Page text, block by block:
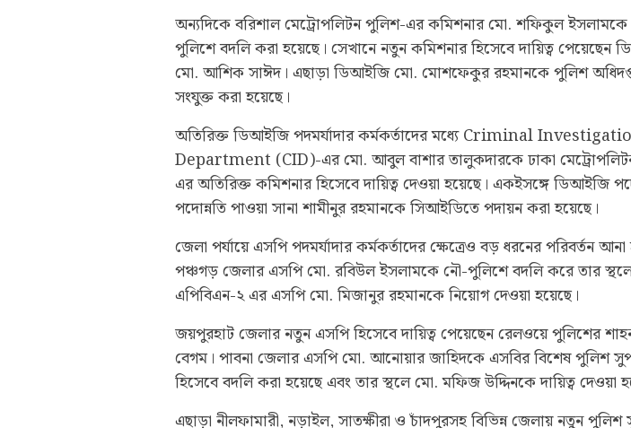
অন্যদিকে বরিশাল মেট্রোপলিটন পুলিশ-এর কমিশনার মো. শফিকুল ইসলামকে
পুলিশে বদলি করা হয়েছে। সেখানে নতুন কমিশনার হিসেবে দায়িত্ব পেয়েছেন
মো. আশিক সাঈদ। এছাড়া ডিআইজি মো. মোশফেকুর রহমানকে পুলিশ
সংযুক্ত করা হয়েছে।
অতিরিক্ত ডিআইজি পদমর্যাদার কর্মকর্তাদের মধ্যে Criminal
Department (CID)-এর মো. আবুল বাশার তালুকদারকে ঢাকা
এর অতিরিক্ত কমিশনার হিসেবে দায়িত্ব দেওয়া হয়েছে। একইসঙ্গে ডিআইজি
পদোন্নতি পাওয়া সানা শামীনুর রহমানকে সিআইডিতে পদায়ন করা হয়েছে।
জেলা পর্যায়ে এসপি পদমর্যাদার কর্মকর্তাদের ক্ষেত্রেও বড় ধরনের পরিবর্তন
পঞ্চগড় জেলার এসপি মো. রবিউল ইসলামকে নৌ-পুলিশে বদলি করে তার
এপিবিএন-২ এর এসপি মো. মিজানুর রহমানকে নিয়োগ দেওয়া হয়েছে।
জয়পুরহাট জেলার নতুন এসপি হিসেবে দায়িত্ব পেয়েছেন রেলওয়ে পুলিশের
বেগম। পাবনা জেলার এসপি মো. আনোয়ার জাহিদকে এসবির বিশেষ পুলিশ
হিসেবে বদলি করা হয়েছে এবং তার স্থলে মো. মফিজ উদ্দিনকে দায়িত্ব দেওয়া
এছাড়া নীলফামারী, নড়াইল, সাতক্ষীরা ও চাঁদপুরসহ বিভিন্ন জেলায় নতুন পুলিশ